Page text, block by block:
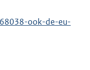
ook-de-eu-